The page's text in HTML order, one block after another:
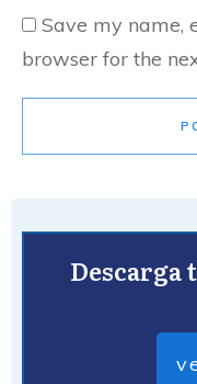
Descarga
Save my name,
browser for the